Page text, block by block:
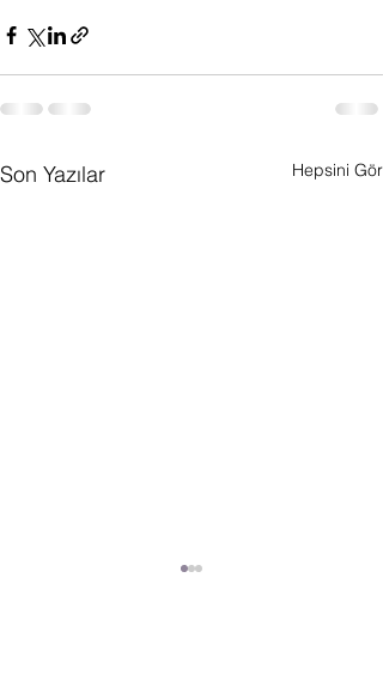
Son Yazılar Hepsini Gör